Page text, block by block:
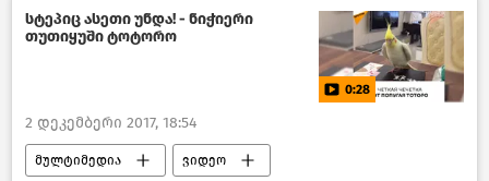
სტეპიც ასეთი უნდა! - ნიჭიერი
თუთიყუში ტოტორო
0:28
2 დეკემბერი 2017, 18:54
მულტიმედია ვიდეო